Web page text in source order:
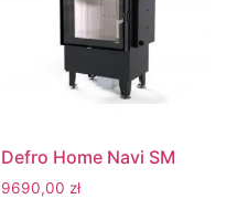
Defro Home Navi SM
9690,00 zł